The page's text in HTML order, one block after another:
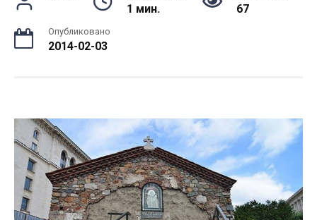
1 мин. 67
Опубликовано
2014-02-03